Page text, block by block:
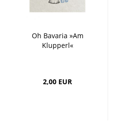
Oh Bavaria »Am
Klupperl«
2,00 EUR